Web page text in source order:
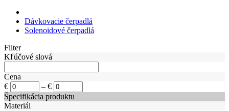
Dávkovacie čerpadlá
Solenoidové čerpadlá
Filter
Kľúčové slová
Cena
€
– €
Špecifikácia produktu
Materiál